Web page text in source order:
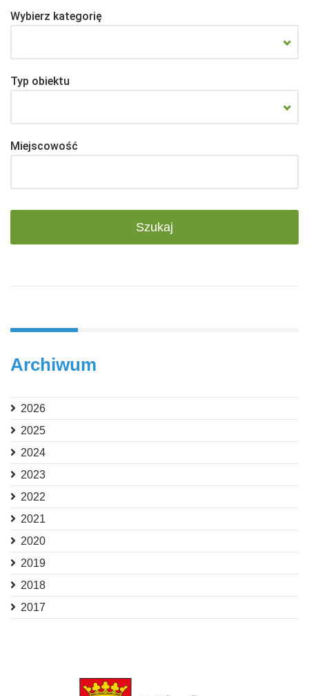
Wybierz kategorię
Typ obiektu
Miejscowość
Archiwum
2026
2025
2024
2023
2022
2021
2020
2019
2018
2017